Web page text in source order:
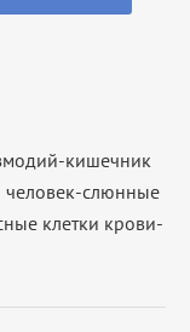
кишечник
слюнные
клетки крови-